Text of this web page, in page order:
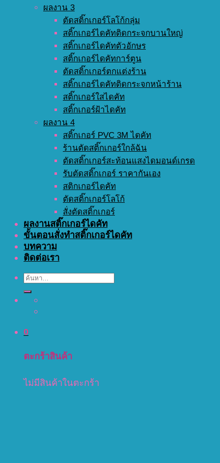
ผลงาน 3
ตัดสติ๊กเกอร์โลโก้กลุ่ม
สติ๊กเกอร์ไดคัทติดกระจกบานใหญ่
สติ๊กเกอร์ไดคัทตัวอักษร
สติ๊กเกอร์ไดคัทการ์ตูน
ตัดสติ๊กเกอร์ตกแต่งร้าน
สติ๊กเกอร์ไดคัทติดกระจกหน้าร้าน
สติ๊กเกอร์ใสไดคัท
สติ๊กเกอร์ฝ้าไดคัท
ผลงาน 4
สติ๊กเกอร์ PVC 3M ไดคัท
ร้านตัดสติ๊กเกอร์ใกล้ฉัน
ตัดสติ๊กเกอร์สะท้อนแสงไดมอนด์เกรด
รับตัดสติ๊กเกอร์ ราคากันเอง
สติกเกอร์ไดคัท
ตัดสติ๊กเกอร์โลโก้
สั่งตัดสติ๊กเกอร์
ผลงานสติ๊กเกอร์ไดคัท
ขั้นตอนสั่งทำสติ๊กเกอร์ไดคัท
บทความ
ติดต่อเรา
ค้นหา:
0
ตะกร้าสินค้า
ไม่มีสินค้าในตะกร้า